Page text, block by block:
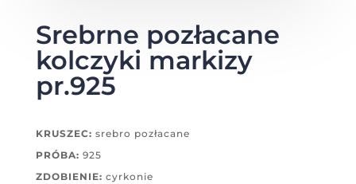
Srebrne pozłacane
kolczyki markizy
pr.925
KRUSZEC: srebro pozłacane
PRÓBA: 925
ZDOBIENIE: cyrkonie